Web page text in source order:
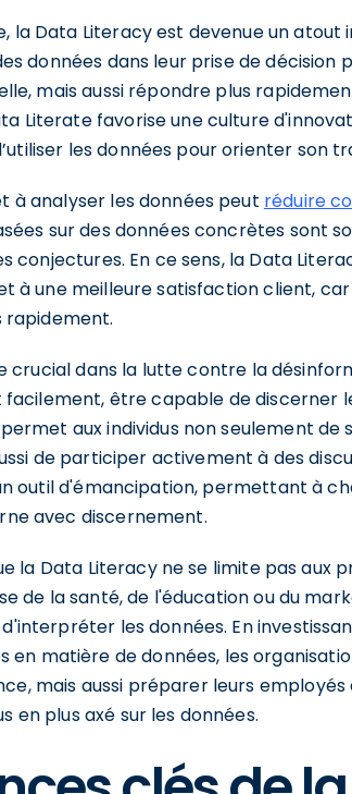
la Data Literacy est devenue un atout
données dans leur prise de décision
mais aussi répondre plus
Literate favorise une culture
les données pour orienter son
à analyser les données peut réduire
sur des données concrètes sont
conjectures. En ce sens, la Data
à une meilleure satisfaction client,
rapidement.
crucial dans la lutte contre la
facilement, être capable de discerner
aux individus non seulement de
de participer activement à des
outil d'émancipation, permettant à
avec discernement.
la Data Literacy ne se limite pas aux
de la santé, de l'éducation ou du
les données. En
matière de données, les
mais aussi préparer leurs employés
en plus axé sur les données.